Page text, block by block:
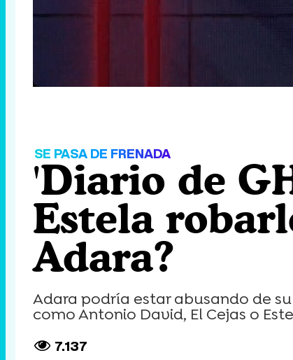
SE PASA DE FRENADA
'Diario de
Estela
Adara?
Adara podría estar abusando de
como Antonio David, El Cejas o
7.137